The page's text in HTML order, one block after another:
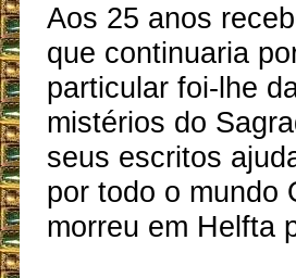
Aos 25 anos
que continuaria
particular foi-lhe
mistérios do
seus escritos
por todo o mundo
morreu em Helfta